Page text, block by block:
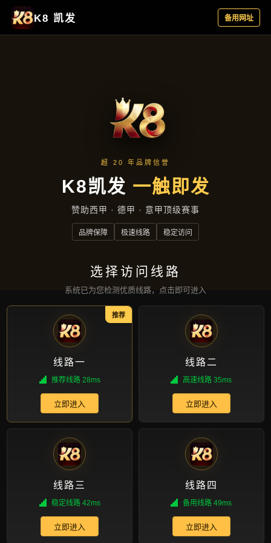
公司简讯
首页 公司简讯